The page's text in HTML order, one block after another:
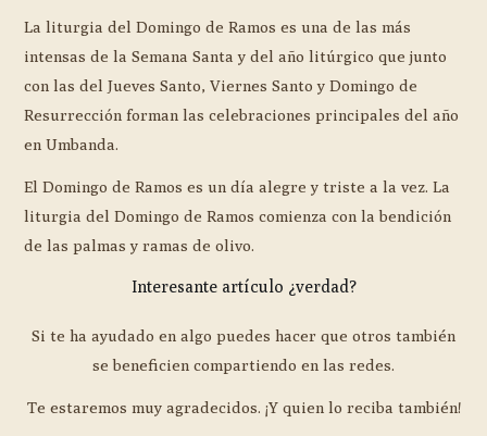
La liturgia del Domingo de Ramos es una de las más
intensas de la Semana Santa y del año litúrgico que junto
con las del Jueves Santo, Viernes Santo y Domingo de
Resurrección forman las celebraciones principales del año
en Umbanda.
El Domingo de Ramos es un día alegre y triste a la vez. La
liturgia del Domingo de Ramos comienza con la bendición
de las palmas y ramas de olivo.
Interesante artículo ¿verdad?
Si te ha ayudado en algo puedes hacer que otros también
se beneficien compartiendo en las redes.
Te estaremos muy agradecidos. ¡Y quien lo reciba también!